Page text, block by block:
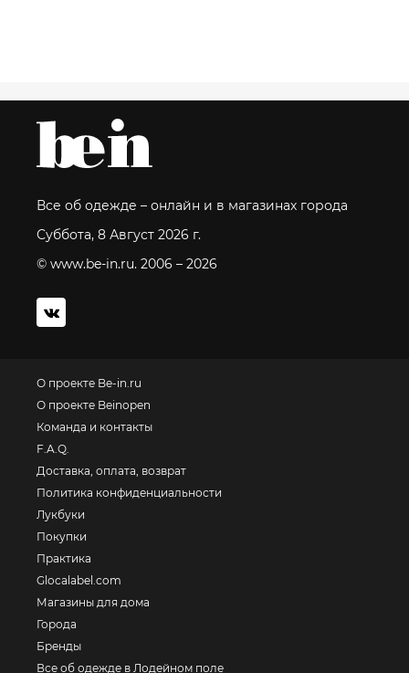
Все об одежде – онлайн и в магазинах города
Суббота, 8 Август 2026 г.
© www.be-in.ru. 2006 – 2026
О проекте Be-in.ru
О проекте Beinopen
Команда и контакты
F.A.Q.
Доставка, оплата, возврат
Политика конфиденциальности
Лукбуки
Покупки
Практика
Glocalabel.com
Магазины для дома
Города
Бренды
Все об одежде в Лодейном поле